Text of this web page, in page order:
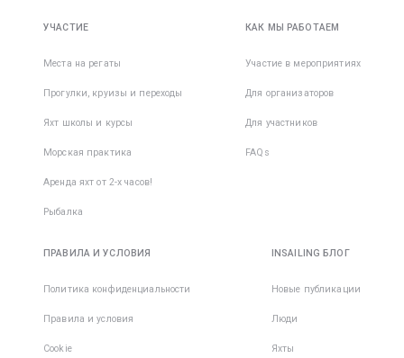
УЧАСТИЕ
Места на регаты
Прогулки, круизы и переходы
Яхт школы и курсы
Морская практика
Аренда яхт от 2-х часов!
Рыбалка
КАК МЫ РАБОТАЕМ
Участие в мероприятиях
Для организаторов
Для участников
FAQs
ПРАВИЛА И УСЛОВИЯ
Политика конфиденциальности
Правила и условия
Cookie
INSAILING БЛОГ
Новые публикации
Люди
Яхты